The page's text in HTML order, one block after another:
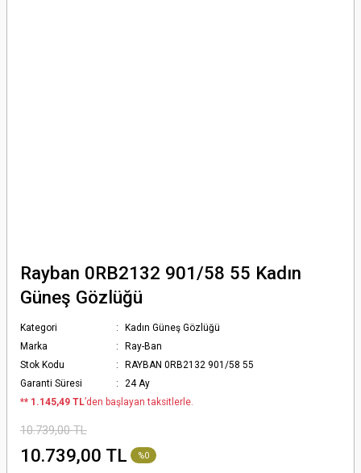
Rayban 0RB2132 901/58 55 Kadın
Güneş Gözlüğü
Kategori
Kadın Güneş Gözlüğü
Marka
Ray-Ban
Stok Kodu
RAYBAN 0RB2132 901/58 55
Garanti Süresi
24 Ay
** 1.145,49 TL’den başlayan taksitlerle.
10.739,00 TL
10.739,00 TL %0